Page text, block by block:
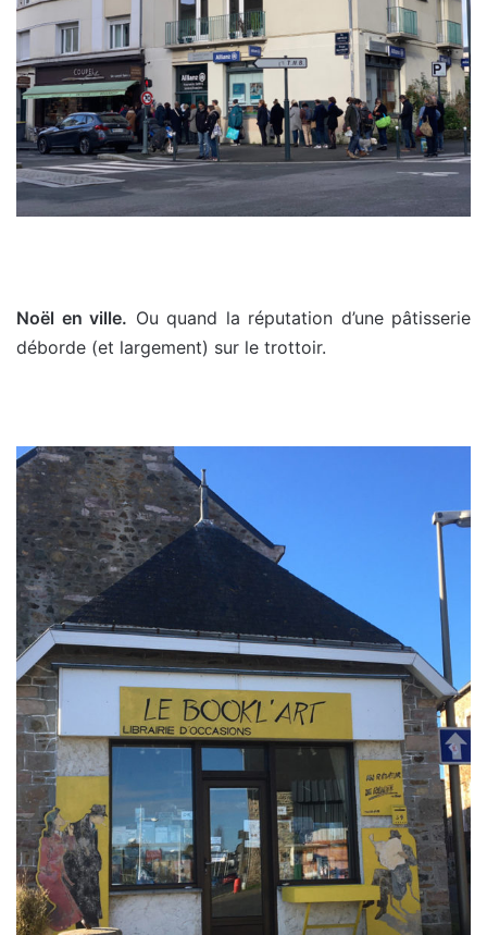
Noël en ville. Ou quand la réputation d’une pâtisserie
déborde (et largement) sur le trottoir.